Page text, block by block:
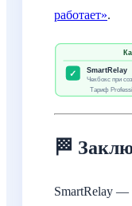
работает».
✓ SmartRelay
Чекбокс при
Тариф
🏁
SmartRelay —